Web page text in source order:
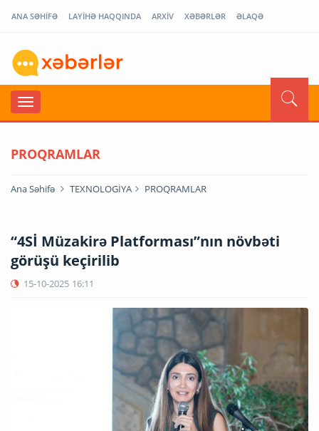
ANA SƏHİFƏ LAYİHƏ HAQQINDA ARXİV XƏBƏRLƏR ƏLAQƏ
PROQRAMLAR
Ana Səhifə TEXNOLOGİYA PROQRAMLAR
“4Sİ Müzakirə Platforması”nın növbəti
görüşü keçirilib
15-10-2025 16:11